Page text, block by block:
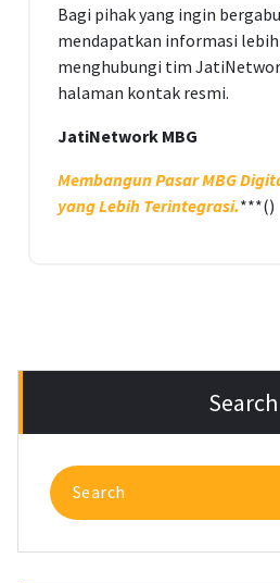
Bagi pihak yang ingin
mendapatkan informasi
menghubungi tim
halaman kontak resmi.
JatiNetwork MBG
Membangun Pasar MBG
yang Lebih Terintegrasi.***()
Search
Search
for: